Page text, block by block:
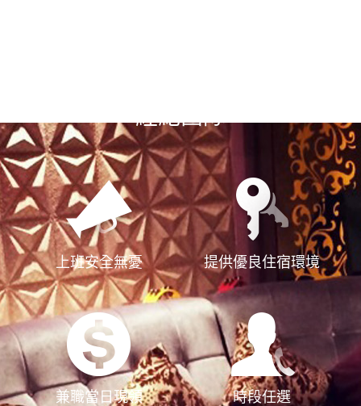
經紀團隊
上班安全無憂 提供優良住宿環境
兼職當日現領 時段任選